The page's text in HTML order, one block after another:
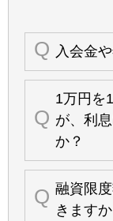
入会金
1万円を
が、利
か？
融資限
きますか